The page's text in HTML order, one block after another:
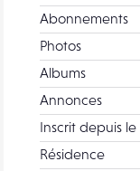
Abonnements
Photos
Albums
Annonces
Inscrit depuis le
Résidence